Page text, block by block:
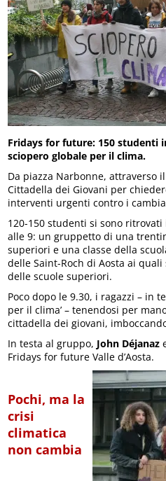
Fridays for future: 150 studenti
sciopero globale per il clima.
Da piazza Narbonne, attraverso
Cittadella dei Giovani per
interventi urgenti contro i
120-150 studenti si sono
alle 9: un gruppetto di una
superiori e una classe della
delle Saint-Roch di Aosta ai
delle scuole superiori.
Poco dopo le 9.30, i ragazzi – in
per il clima’ – tenendosi per
cittadella dei giovani,
In testa al gruppo, John Déjanaz
Fridays for future Valle d’Aosta.
Pochi, ma la
crisi
climatica
non cambia